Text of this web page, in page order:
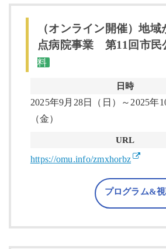
（オンライン開催）地
点病院事業 第11回市民
料
日時
2025年9月28日（日）～2025年
（金）
URL
https://omu.info/zmxhorbz
プログラム&